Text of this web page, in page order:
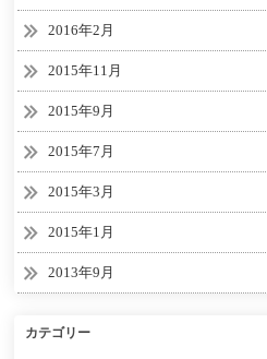
2016年2月
2015年11月
2015年9月
2015年7月
2015年3月
2015年1月
2013年9月
カテゴリー